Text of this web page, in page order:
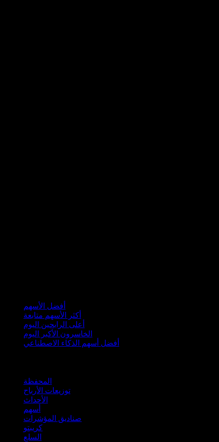
أفضل الأسهم
أكثر الأسهم متابعة
أعلى الرابحين اليوم
الخاسرون الأكبر اليوم
أفضل أسهم الذكاء الاصطناعي
المحفظة
توزيعات الأرباح
الأحداث
أسهم
صناديق المؤشرات
كريبتو
السلع